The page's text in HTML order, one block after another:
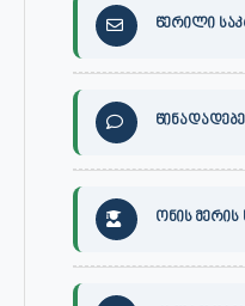
წერილი
ონის მერის